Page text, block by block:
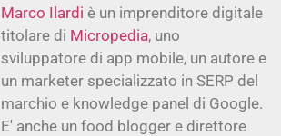
Marco Ilardi è un imprenditore digitale
titolare di Micropedia, uno
sviluppatore di app mobile, un autore e
un marketer specializzato in SERP del
marchio e knowledge panel di Google.
E' anche un food blogger e direttore